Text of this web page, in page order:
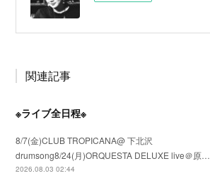
関連記事
※ライブ全日程※
8/7(金)CLUB TROPICANA@ 下北沢
drumsong8/24(月)ORQUESTA DELUXE live＠原…
2026.08.03 02:44